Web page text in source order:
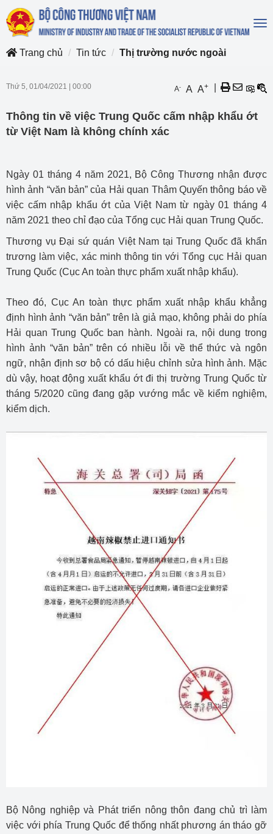
Trang chủ
Tin tức Thị trường nước ngoài
Thứ 5, 01/04/2021 00:00 A- A A+
Thông tin về việc Trung Quốc cấm nhập khẩu ớt
từ Việt Nam là không chính xác
Ngày 01 tháng 4 năm 2021, Bộ Công Thương nhận được
hình ảnh “văn bản” của Hải quan Thâm Quyến thông báo về
việc cấm nhập khẩu ớt của Việt Nam từ ngày 01 tháng 4
năm 2021 theo chỉ đạo của Tổng cục Hải quan Trung Quốc.
Thương vụ Đại sứ quán Việt Nam tại Trung Quốc đã khẩn
trương làm việc, xác minh thông tin với Tổng cục Hải quan
Trung Quốc (Cục An toàn thực phẩm xuất nhập khẩu).
Theo đó, Cục An toàn thực phẩm xuất nhập khẩu khẳng
định hình ảnh “văn bản” trên là giả mạo, không phải do phía
Hải quan Trung Quốc ban hành. Ngoài ra, nội dung trong
hình ảnh “văn bản” trên có nhiều lỗi về thể thức và ngôn
ngữ, nhận định sơ bộ có dấu hiệu chỉnh sửa hình ảnh. Mặc
dù vậy, hoạt động xuất khẩu ớt đi thị trường Trung Quốc từ
tháng 5/2020 cũng đang gặp vướng mắc về kiểm nghiệm,
kiểm dịch.
Bộ Nông nghiệp và Phát triển nông thôn đang chủ trì làm
việc với phía Trung Quốc để thống nhất phương án tháo gỡ